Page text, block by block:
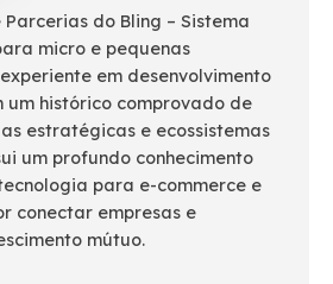
do Bling – Sistema
micro e pequenas
em desenvolvimento
um histórico comprovado de
estratégicas e ecossistemas
um profundo conhecimento
para e-commerce e
conectar empresas e
mútuo.